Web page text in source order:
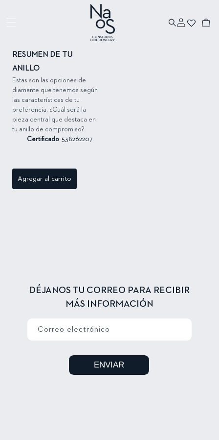
sesión
Carrito
RESUMEN DE TU
ANILLO
Estas son las opciones de
diamante que tenemos según
las características de tu
preferencia. ¿Cuál será la
pieza central que destaca en
tu anillo de compromiso?
Certificado 538262207
Agregar al carrito
DÉJANOS TU CORREO PARA RECIBIR
MÁS INFORMACIÓN
Correo electrónico
ENVIAR